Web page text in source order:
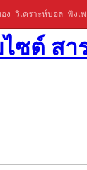
ง วิเคราะห์บอล ฟังเ
ซต์ ส